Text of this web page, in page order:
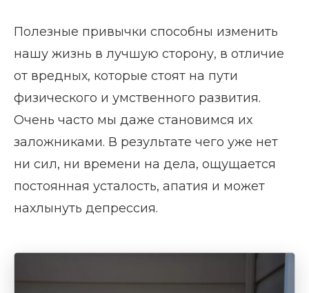
Полезные привычки способны изменить
нашу жизнь в лучшую сторону, в отличие
от вредных, которые стоят на пути
физического и умственного развития.
Очень часто мы даже становимся их
заложниками. В результате чего уже нет
ни сил, ни времени на дела, ощущается
постоянная усталость, апатия и может
нахлынуть депрессия.